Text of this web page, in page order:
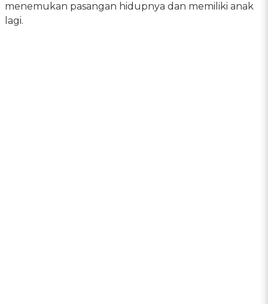
menemukan pasangan hidupnya dan memiliki anak
lagi.